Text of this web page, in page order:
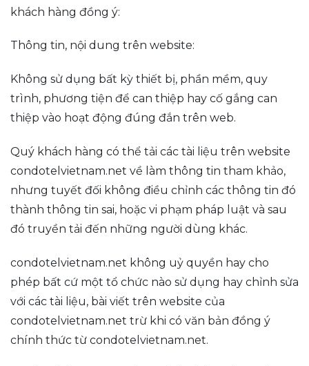
khách hàng đồng ý:
Thông tin, nội dung trên website:
Không sử dụng bất kỳ thiết bị, phần mềm, quy
trình, phương tiện để can thiệp hay cố gắng can
thiệp vào hoạt động đúng đắn trên web.
Quý khách hàng có thể tải các tài liệu trên website
condotelvietnam.net về làm thông tin tham khảo,
nhưng tuyết đối không điều chỉnh các thông tin đó
thành thông tin sai, hoặc vi phạm pháp luật và sau
đó truyền tải đến những người dùng khác.
condotelvietnam.net không uỷ quyền hay cho
phép bất cứ một tổ chức nào sử dụng hay chỉnh sửa
với các tài liệu, bài viết trên website của
condotelvietnam.net trừ khi có văn bản đồng ý
chính thức từ condotelvietnam.net.